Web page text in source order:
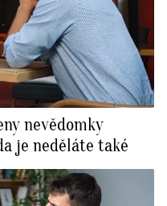
nevědomky
je neděláte také